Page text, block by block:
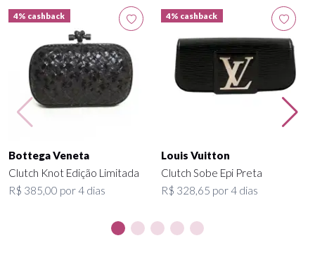
4% cashback
Bottega Veneta
Clutch Knot Edição Limitada
R$ 385,00 por 4 dias
4% cashback
Louis Vuitton
Clutch Sobe Epi Preta
R$ 328,65 por 4 dias